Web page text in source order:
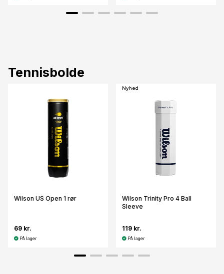
Tennisbolde
Wilson US Open 1 rør
69 kr.
På lager
Nyhed
Wilson Trinity Pro 4 Ball
Sleeve
119 kr.
På lager